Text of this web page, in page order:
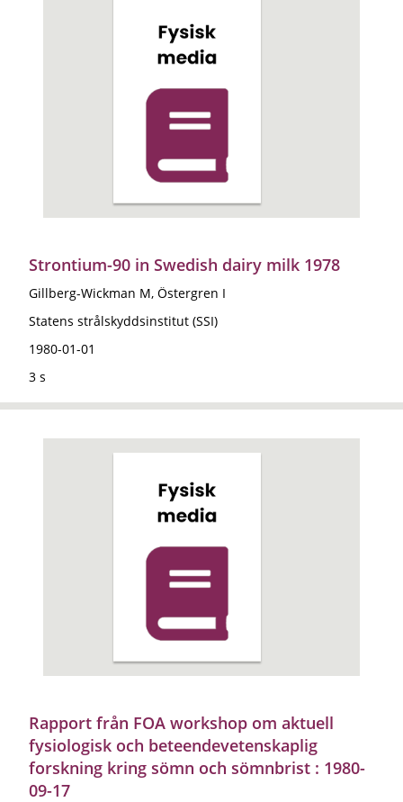
Strontium-90 in Swedish dairy milk 1978
Gillberg-Wickman M, Östergren I
Statens strålskyddsinstitut (SSI)
1980-01-01
3 s
Rapport från FOA workshop om aktuell
fysiologisk och beteendevetenskaplig
forskning kring sömn och sömnbrist : 1980-
09-17